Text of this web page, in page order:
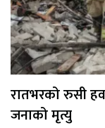
रातभरको रुसी
जनाको मृत्यु